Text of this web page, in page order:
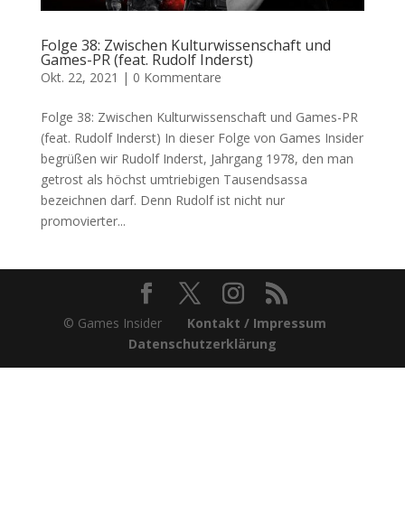
Folge 38: Zwischen Kulturwissenschaft und
Games-PR (feat. Rudolf Inderst)
Okt. 22, 2021 | 0 Kommentare
Folge 38: Zwischen Kulturwissenschaft und Games-PR
(feat. Rudolf Inderst) In dieser Folge von Games Insider
begrüßen wir Rudolf Inderst, Jahrgang 1978, den man
getrost als höchst umtriebigen Tausendsassa
bezeichnen darf. Denn Rudolf ist nicht nur
promovierter...
© Games Insider Kontakt / Impressum
Datenschutzerklärung